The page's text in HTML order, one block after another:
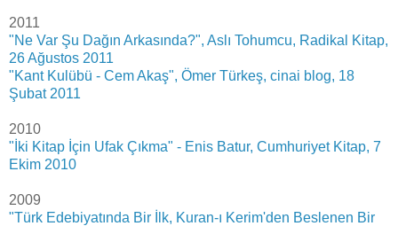
2011
"Ne Var Şu Dağın Arkasında?", Aslı Tohumcu, Radikal Kitap,
26 Ağustos 2011
"Kant Kulübü - Cem Akaş", Ömer Türkeş, cinai blog, 18
Şubat 2011
2010
"İki Kitap İçin Ufak Çıkma" - Enis Batur, Cumhuriyet Kitap, 7
Ekim 2010
2009
"Türk Edebiyatında Bir İlk, Kuran-ı Kerim'den Beslenen Bir